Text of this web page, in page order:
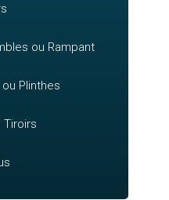
ou Rampant
Plinthes
Tiroirs